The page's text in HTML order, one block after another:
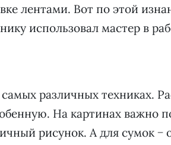
лентами. Вот по этой
использовал мастер в
различных техниках.
На картинах важно
рисунок. А для сумок −